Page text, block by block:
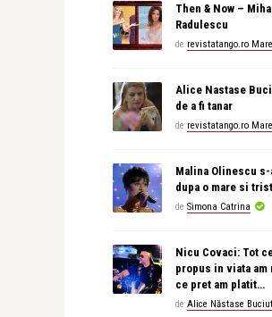
Then & Now –
Radulescu
de revistatango.ro
Alice Nastase
de a fi tanar
de revistatango.ro
Malina Olinescu
dupa o mare si
de Simona Catrina
Nicu Covaci: Tot
propus in viata am
ce pret am platit…
de Alice Năstase